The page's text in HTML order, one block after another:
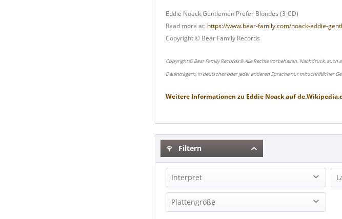
Eddie Noack Gentlemen Prefer Blondes (3-CD)
Read more at: https://www.bear-family.com/noack-eddie-
Copyright © Bear Family Records
Copyright © Bear Family Records® Alle Rechte vorbehalten. Nachdruck, auch
Datenträgern, in deutscher oder jeder anderen Sprache nur mit schriftlicher
Weitere Informationen zu Eddie Noackauf
Filtern
Interpret
Eddie Noack (3)
Plattengröße